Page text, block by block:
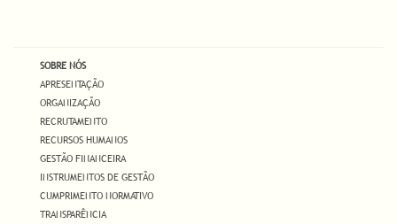
SOBRE NÓS
APRESENTAÇÃO
ORGANIZAÇÃO
RECRUTAMENTO
RECURSOS HUMANOS
GESTÃO FINANCEIRA
INSTRUMENTOS DE GESTÃO
CUMPRIMENTO NORMATIVO
TRANSPARÊNCIA